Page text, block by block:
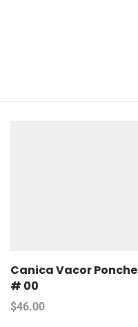
Canica Vacor Ponche
# 00
$46.00